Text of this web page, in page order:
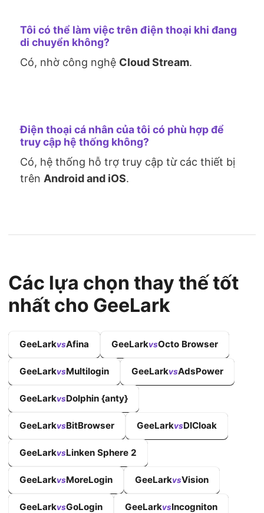
Tôi có thể làm việc trên điện thoại khi đang
di chuyển không?
Có, nhờ công nghệ Cloud Stream.
Điện thoại cá nhân của tôi có phù hợp để
truy cập hệ thống không?
Có, hệ thống hỗ trợ truy cập từ các thiết bị
trên Android and iOS.
Các lựa chọn thay thế tốt
nhất cho GeeLark
GeeLarkvsAfina GeeLarkvsOcto Browser
GeeLarkvsMultilogin GeeLarkvsAdsPower
GeeLarkvsDolphin {anty}
GeeLarkvsBitBrowser GeeLarkvsDICloak
GeeLarkvsLinken Sphere 2
GeeLarkvsMoreLogin GeeLarkvsVision
GeeLarkvsGoLogin GeeLarkvsIncogniton